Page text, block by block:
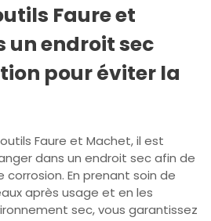
Faure et
un endroit sec
pour éviter la
Faure et Machet, il est
dans un endroit sec afin de
En prenant soin de
après usage et en les
sec, vous garantissez